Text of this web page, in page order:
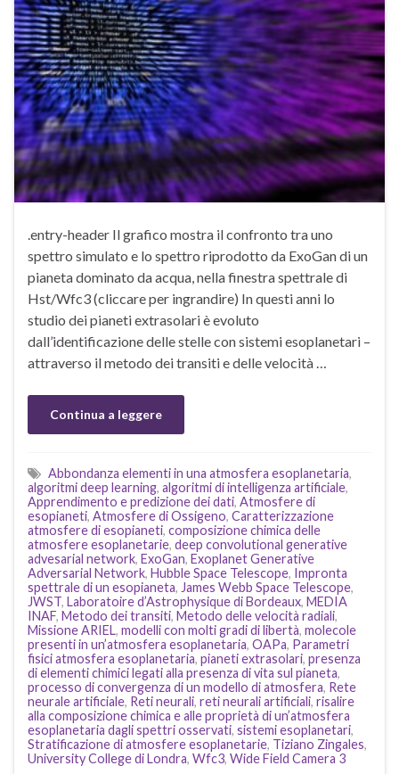
.entry-header Il grafico mostra il confronto tra uno
spettro simulato e lo spettro riprodotto da ExoGan di un
pianeta dominato da acqua, nella finestra spettrale di
Hst/Wfc3 (cliccare per ingrandire) In questi anni lo
studio dei pianeti extrasolari è evoluto
dall’identificazione delle stelle con sistemi esoplanetari –
attraverso il metodo dei transiti e delle velocità …
Continua a leggere
Abbondanza elementi in una atmosfera esoplanetaria,
algoritmi deep learning, algoritmi di intelligenza artificiale,
Apprendimento e predizione dei dati, Atmosfere di
esopianeti, Atmosfere di Ossigeno, Caratterizzazione
atmosfere di esopianeti, composizione chimica delle
atmosfere esoplanetarie, deep convolutional generative
advesarial network, ExoGan, Exoplanet Generative
Adversarial Network, Hubble Space Telescope, Impronta
spettrale di un esopianeta, James Webb Space Telescope,
JWST, Laboratoire d’Astrophysique di Bordeaux, MEDIA
INAF, Metodo dei transiti, Metodo delle velocità radiali,
Missione ARIEL, modelli con molti gradi di libertà, molecole
presenti in un’atmosfera esoplanetaria, OAPa, Parametri
fisici atmosfera esoplanetaria, pianeti extrasolari, presenza
di elementi chimici legati alla presenza di vita sul pianeta,
processo di convergenza di un modello di atmosfera, Rete
neurale artificiale, Reti neurali, reti neurali artificiali, risalire
alla composizione chimica e alle proprietà di un’atmosfera
esoplanetaria dagli spettri osservati, sistemi esoplanetari,
Stratificazione di atmosfere esoplanetarie, Tiziano Zingales,
University College di Londra, Wfc3, Wide Field Camera 3